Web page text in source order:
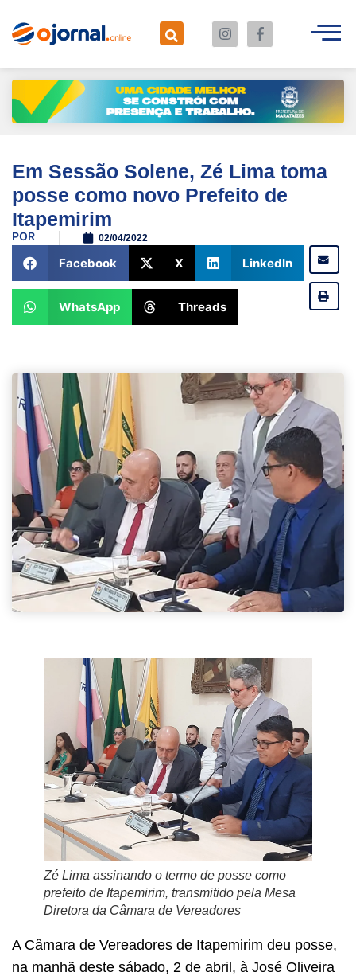
Em Sessão Solene, Zé Lima toma
posse como novo Prefeito de
Itapemirim
POR 02/04/2022
Facebook X LinkedIn
WhatsApp Threads
Zé Lima assinando o termo de posse como
prefeito de Itapemirim, transmitido pela Mesa
Diretora da Câmara de Vereadores
A Câmara de Vereadores de Itapemirim deu posse,
na manhã deste sábado, 2 de abril, à José Oliveira